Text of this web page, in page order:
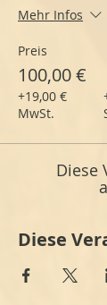
Mehr Infos
Preis
100,00 €
+19,00 €
MwSt.
Diese
Diese